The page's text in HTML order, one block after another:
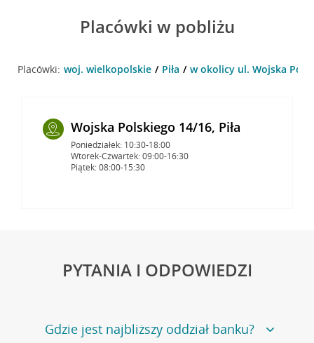
Placówki w pobliżu
Placówki: woj. wielkopolskie Piła w okolicy ul. Wojska
Wojska Polskiego 14/16, Piła
Poniedziałek: 10:30-18:00
Wtorek-Czwartek: 09:00-16:30
Piątek: 08:00-15:30
PYTANIA I ODPOWIEDZI
Gdzie jest najbliższy oddział banku?